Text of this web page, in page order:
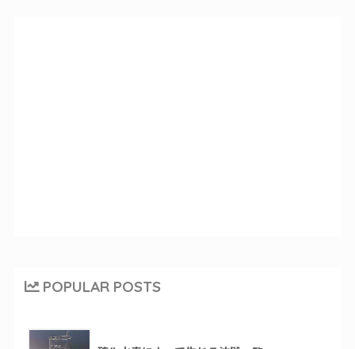
POPULAR POSTS